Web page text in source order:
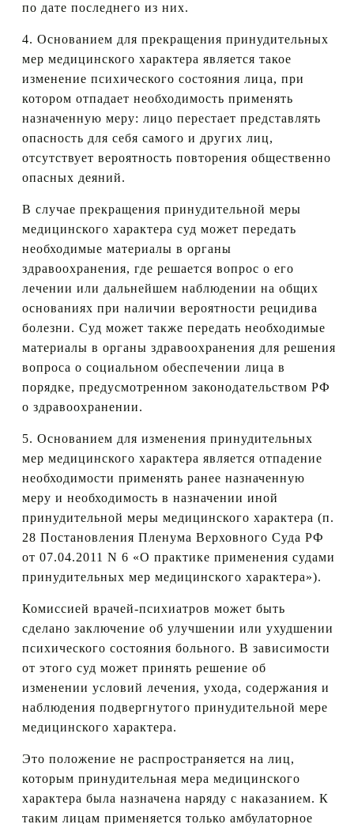
по дате последнего из них.
4. Основанием для прекращения принудительных
мер медицинского характера является такое
изменение психического состояния лица, при
котором отпадает необходимость применять
назначенную меру: лицо перестает представлять
опасность для себя самого и других лиц,
отсутствует вероятность повторения общественно
опасных деяний.
В случае прекращения принудительной меры
медицинского характера суд может передать
необходимые материалы в органы
здравоохранения, где решается вопрос о его
лечении или дальнейшем наблюдении на общих
основаниях при наличии вероятности рецидива
болезни. Суд может также передать необходимые
материалы в органы здравоохранения для решения
вопроса о социальном обеспечении лица в
порядке, предусмотренном законодательством РФ
о здравоохранении.
5. Основанием для изменения принудительных
мер медицинского характера является отпадение
необходимости применять ранее назначенную
меру и необходимость в назначении иной
принудительной меры медицинского характера (п.
28 Постановления Пленума Верховного Суда РФ
от 07.04.2011 N 6 «О практике применения судами
принудительных мер медицинского характера»).
Комиссией врачей-психиатров может быть
сделано заключение об улучшении или ухудшении
психического состояния больного. В зависимости
от этого суд может принять решение об
изменении условий лечения, ухода, содержания и
наблюдения подвергнутого принудительной мере
медицинского характера.
Это положение не распространяется на лиц,
которым принудительная мера медицинского
характера была назначена наряду с наказанием. К
таким лицам применяется только амбулаторное